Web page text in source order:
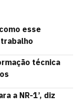
esse
técnica
a NR-1’, diz